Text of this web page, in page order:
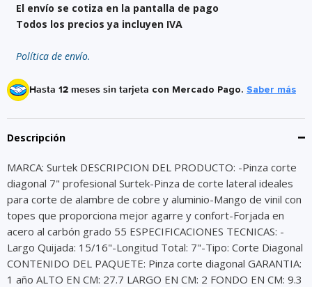
El envío se cotiza en la pantalla de pago
Todos los precios ya incluyen IVA
Política de envío.
Hasta 12 meses sin tarjeta con Mercado Pago. Saber más
Descripción
MARCA: Surtek DESCRIPCION DEL PRODUCTO: -Pinza corte
diagonal 7" profesional Surtek-Pinza de corte lateral ideales
para corte de alambre de cobre y aluminio-Mango de vinil con
topes que proporciona mejor agarre y confort-Forjada en
acero al carbón grado 55 ESPECIFICACIONES TECNICAS: -
Largo Quijada: 15/16"-Longitud Total: 7"-Tipo: Corte Diagonal
CONTENIDO DEL PAQUETE: Pinza corte diagonal GARANTIA:
1 año ALTO EN CM: 27.7 LARGO EN CM: 2 FONDO EN CM: 9.3